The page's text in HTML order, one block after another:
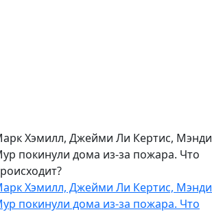
Хэмилл, Джейми Ли Кертис, Мэнди
покинули дома из-за пожара. Что
Хэмилл, Джейми Ли Кертис, Мэнди
покинули дома из-за пожара. Что